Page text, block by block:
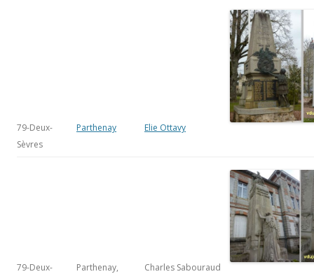
79-Deux-
Sèvres
Parthenay Elie Ottavy
79-Deux-
Parthenay,
Charles Sabouraud